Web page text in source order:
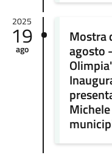
2025
19
ago
Mostra
agosto